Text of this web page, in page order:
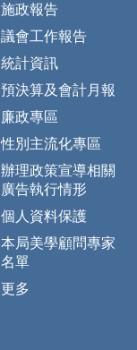
施政報告
議會工作報告
統計資訊
預決算及會計月報
廉政專區
性別主流化專區
辦理政策宣導相關
廣告執行情形
個人資料保護
本局美學顧問專家
名單
更多